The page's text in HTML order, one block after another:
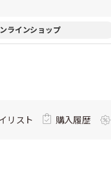
ラインショップ
リスト 購入履歴